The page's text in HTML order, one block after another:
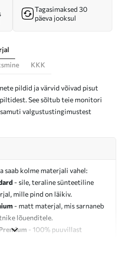
Tagasimaksed 30
päeva jooksul
KKK
pildid ja värvid võivad pisut
See sõltub teie monitori
valgustustingimustest
saab kolme materjali vahel:
- sile, teraline sünteetiline
mille pind on läikiv.
- matt materjal, mis sarnaneb
lõuenditele.
- 100% puuvillast